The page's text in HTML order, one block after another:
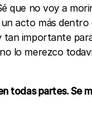
que no voy a
acto más dentro
tan importante
lo merezco
todas partes. Se